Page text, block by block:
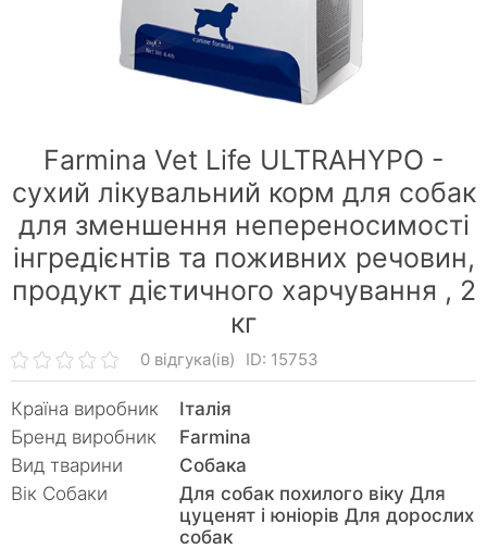
Farmina Vet Life ULTRAHYPO -
сухий лікувальний корм для собак
для зменшення непереносимості
інгредієнтів та поживних речовин,
продукт дієтичного харчування , 2
кг
0 відгука(ів) ID: 15753
Країна виробник
Італія
Бренд виробник
Farmina
Вид тварини
Собака
Вік Собаки
Для собак похилого віку Для
цуценят і юніорів Для дорослих
собак